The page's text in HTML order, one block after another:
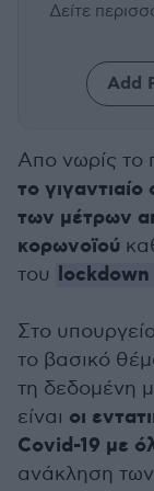
Δείτε
Add
Απο νωρίς το
το γιγαντιαίο
των μέτρων
κορωνοϊού
του lockdown
Στο
το βασικό
τη δεδομένη
είναι οι
Covid-19 με
ανάκληση των